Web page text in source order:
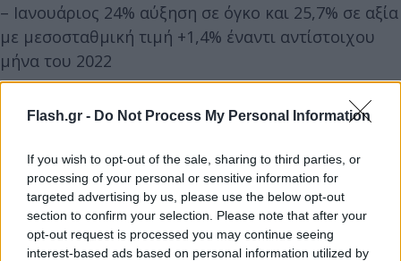
Flash.gr - Do Not Process My Personal Information
If you wish to opt-out of the sale, sharing to third parties, or
processing of your personal or sensitive information for
targeted advertising by us, please use the below opt-out
section to confirm your selection. Please note that after your
opt-out request is processed you may continue seeing
interest-based ads based on personal information utilized by
– Ιανουάριος 24% αύξηση σε όγκο και 25,7% σε αξία
με μεσοσταθμική τιμή +1,4% έναντι αντίστοιχου
μήνα του 2022
– Φεβρουάριος 34,9% σε όγκο και 31,9% σε αξία με